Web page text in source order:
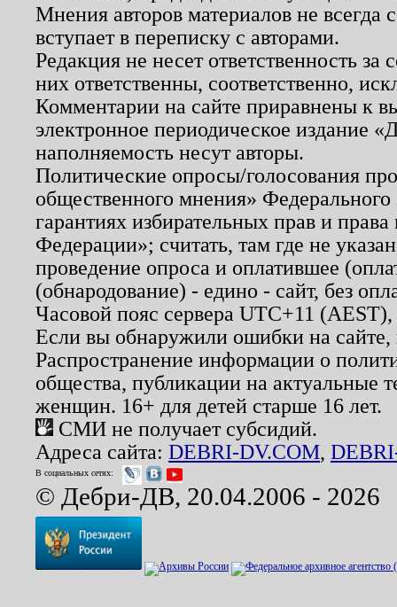
Мнения авторов материалов не
вступает в переписку с авторами.
Редакция не несет ответственность
них ответственны, соответственно,
Комментарии на сайте приравнены к
электронное периодическое издание
наполняемость несут авторы.
Политические опросы/голосования
общественного мнения»
гарантиях избирательных прав и
Федерации»; считать, там где не
проведение опроса и оплатившее
(обнародование) - едино - сайт, без
Часовой пояс сервера UTC+11
Если вы обнаружили ошибки на
Распространение информации о
общества, публикации на актуальные
женщин. 16+ для детей старше 16 лет.
СМИ не получает субсидий.
Адреса сайта: DEBRI-DV.COM,
В социальных сетях:
© Дебри-ДВ, 20.04.2006 - 2026